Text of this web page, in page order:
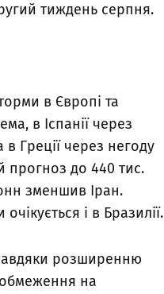
тиждень серпня.
в Європі та
в Іспанії через
Греції через негоду
прогноз до 440 тис.
зменшив Іран.
і в Бразилії.
розширенню
на